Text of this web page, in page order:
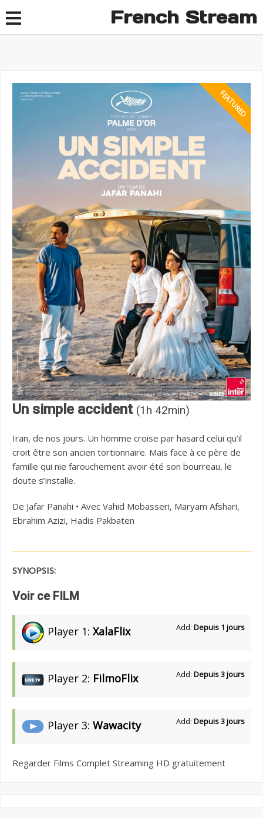
French Stream
Un simple accident (1h 42min)
Iran, de nos jours. Un homme croise par hasard celui qu’il
croit être son ancien tortionnaire. Mais face à ce père de
famille qui nie farouchement avoir été son bourreau, le
doute s’installe.
De Jafar Panahi • Avec Vahid Mobasseri, Maryam Afshari,
Ebrahim Azizi, Hadis Pakbaten
SYNOPSIS:
Voir ce FILM
Player 1: XalaFlix Add: Depuis 1 jours
Player 2: FilmoFlix Add: Depuis 3 jours
Player 3: Wawacity Add: Depuis 3 jours
Regarder Films Complet Streaming HD gratuitement